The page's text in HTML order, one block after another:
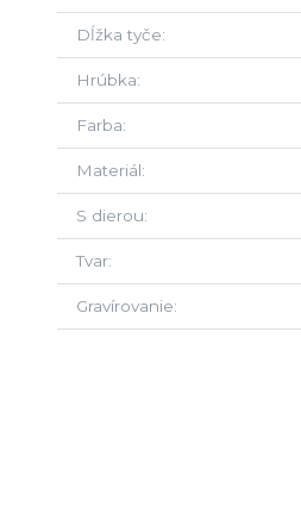
Dĺžka tyče
Hrúbka
Farba
Materiál
S dierou
Tvar
Gravírovanie